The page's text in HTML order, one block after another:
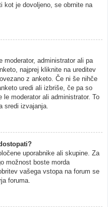
kot je dovoljeno, se obrnite na
moderator, administrator ali pa
najprej kliknite na ureditev
z anketo. Če ni še nihče
uredi ali izbriše, če pa so
moderator ali administrator. To
sredi izvajanja.
uporabnike ali skupine. Za
možnost boste morda
vašega vstopa na forum se
foruma.